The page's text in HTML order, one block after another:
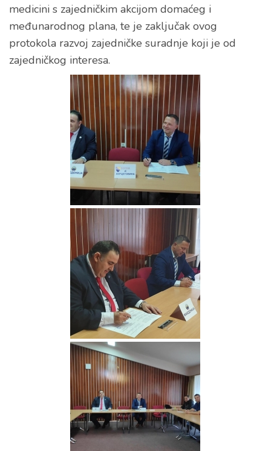
medicini s zajedničkim akcijom domaćeg i
međunarodnog plana, te je zaključak ovog
protokola razvoj zajedničke suradnje koji je od
zajedničkog interesa.